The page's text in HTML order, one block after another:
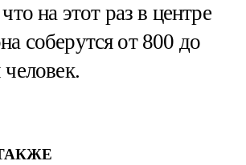
на этот раз в центре
соберутся от 800 до